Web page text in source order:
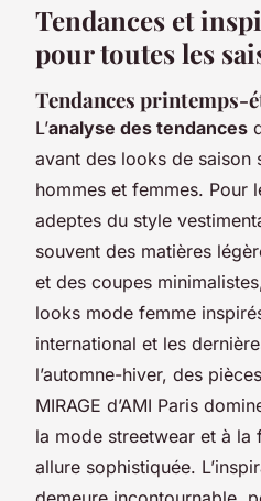
Tendances et
pour toutes les
Tendances printemps-
L’analyse des tendances
avant des looks de saison
hommes et femmes. Pour
adeptes du style
souvent des matières
et des coupes
looks mode femme
international et les
l’automne-hiver, des
MIRAGE d’AMI Paris
la mode streetwear et à
allure sophistiquée.